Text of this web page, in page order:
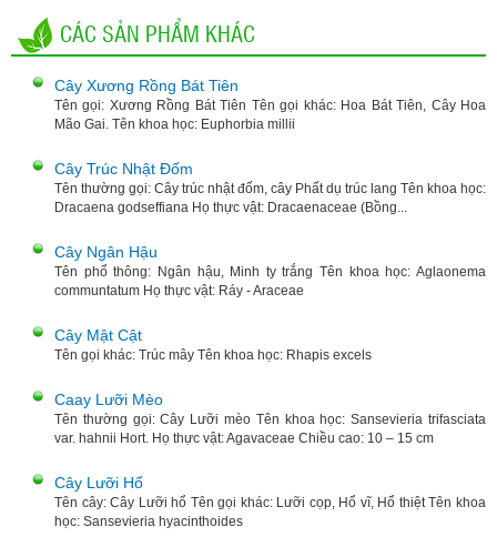
CÁC SẢN PHẨM KHÁC
Cây Xương Rồng Bát Tiên
Tên gọi: Xương Rồng Bát Tiên Tên gọi khác: Hoa Bát Tiên, Cây Hoa
Mão Gai. Tên khoa học: Euphorbia millii
Cây Trúc Nhật Đốm
Tên thường gọi: Cây trúc nhật đốm, cây Phất dụ trúc lang Tên khoa học:
Dracaena godseffiana Họ thực vật: Dracaenaceae (Bồng...
Cây Ngân Hậu
Tên phổ thông: Ngân hậu, Minh ty trắng Tên khoa học: Aglaonema
communtatum Họ thực vật: Ráy - Araceae
Cây Mật Cật
Tên gọi khác: Trúc mây Tên khoa học: Rhapis excels
Caay Lưỡi Mèo
Tên thường gọi: Cây Lưỡi mèo Tên khoa học: Sansevieria trifasciata
var. hahnii Hort. Họ thực vật: Agavaceae Chiều cao: 10 – 15 cm
Cây Lưỡi Hổ
Tên cây: Cây Lưỡi hổ Tên gọi khác: Lưỡi cọp, Hổ vĩ, Hổ thiệt Tên khoa
học: Sansevieria hyacinthoides